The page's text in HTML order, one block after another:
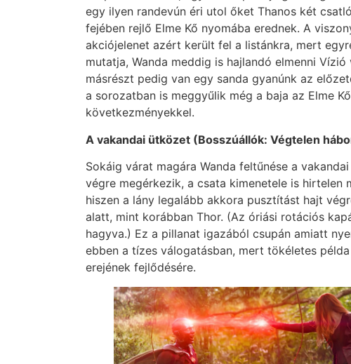
egy ilyen randevún éri utol őket Thanos két
fejében rejlő Elme Kő nyomába erednek. A
akciójelenet azért került fel a listánkra, mert
mutatja, Wanda meddig is hajlandó elmenni Vízió
másrészt pedig van egy sanda gyanúnk az
a sorozatban is meggyűlik még a baja az Elme
következményekkel.
A vakandai ütközet (Bosszúállók: Végtelen
Sokáig várat magára Wanda feltűnése a
végre megérkezik, a csata kimenetele is hirtelen
hiszen a lány legalább akkora pusztítást hajt
alatt, mint korábban Thor. (Az óriási rotációs
hagyva.) Ez a pillanat igazából csupán amiatt
ebben a tízes válogatásban, mert tökéletes
erejének fejlődésére.